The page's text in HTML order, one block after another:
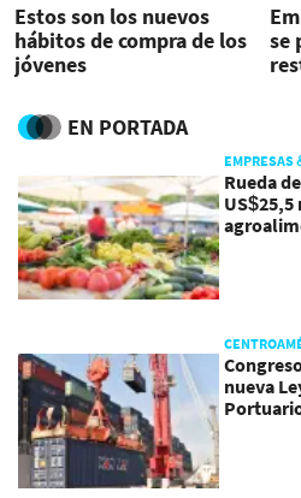
Estos son los nuevos
hábitos de compra de los
jóvenes
se
EN PORTADA
EMPRESAS
Rueda
nueva